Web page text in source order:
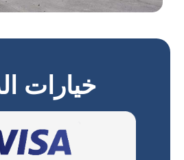
خيارات